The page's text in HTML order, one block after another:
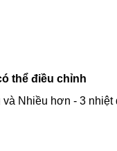
thể điều chỉnh
Nhiều hơn - 3 nhiệt